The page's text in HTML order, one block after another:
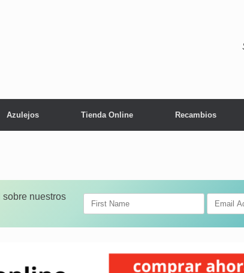
Azulejos Tienda Online Recambios
nuestros